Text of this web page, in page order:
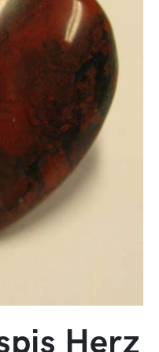
Herz